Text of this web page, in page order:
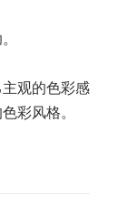
观的色彩感
彩风格。